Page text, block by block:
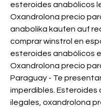
esteroides anabólicos
Oxandrolona precio
anabolika kaufen auf
comprar winstrol en
esteroides anabólicos
Oxandrolona precio
Paraguay - Te
imperdibles. Esteroides
ilegales, oxandrolona